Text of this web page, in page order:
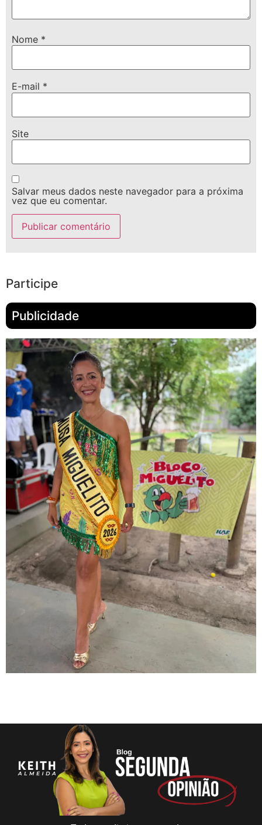
Nome *
E-mail *
Site
Salvar meus dados neste navegador para a próxima
vez que eu comentar.
Participe
Publicidade